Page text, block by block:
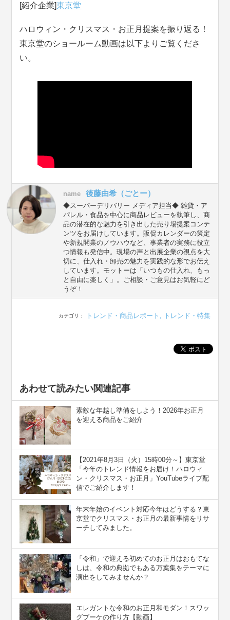
[紹介企業]東京堂
ハロウィン・クリスマス・お正月提案を振り返る！
東京堂のショールーム動画は以下よりご覧くださ
い。
name 後藤由希（ごとー）
◆スーパーデリバリー メディア担当◆ 雑貨・ア
パレル・食品を中心に商品レビューを執筆し、商
品の潜在的な魅力を引き出した売り場提案コンテ
ンツをお届けしています。販促カレンダーの策定
や新規開業のノウハウなど、事業者の実務に役立
つ情報も発信中。現場の声と出展企業の視点を大
切に、仕入れ・卸売の魅力を実践的な形でお伝え
しています。モットーは「いつもの仕入れ、もっ
と自由に楽しく」。ご相談・ご意見はお気軽にど
うぞ！
カテゴリ： トレンド・商品レポート , トレンド・特集
あわせて読みたい関連記事
素敵な年越し準備をしよう！2026年お正月
を迎える商品をご紹介
【2021年8月3日（火）15時00分～】東京堂
「今年のトレンド情報をお届け！ハロウィ
ン・クリスマス・お正月」YouTubeライブ配
信でご紹介します！
年末年始のイベント対応今年はどうする？東
京堂でクリスマス・お正月の最新事情をリサ
ーチしてみました。
「令和」で迎える初めてのお正月はおもてな
しは、令和の典拠でもある万葉集をテーマに
演出をしてみませんか？
エレガントな令和のお正月和モダン！スワッ
グブーケの作り方【動画】